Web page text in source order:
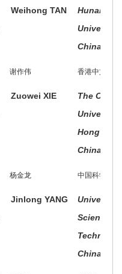
Weihong TAN
Hunan
University,
China
谢作伟
Zuowei XIE
香港中文大学
The
University
Hong
China
杨金龙
Jinlong YANG
中国科学技
University
Science
China,